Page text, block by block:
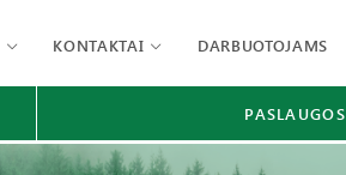
KONTAKTAI DARBUOTOJAMS
PASLAUGOS